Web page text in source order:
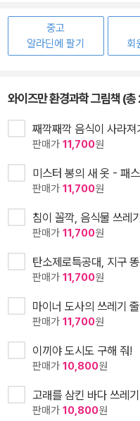
중고
알라딘에 팔기
회
와이즈만 환경과학 그림책 (
째깍째깍 음식이 사라져
판매가 11,700원
미스터 봉의 새 옷 - 패
판매가 11,700원
침이 꼴깍, 음식물 쓰레
판매가 11,700원
탄소제로특공대, 지구
판매가 11,700원
마이너 도사의 쓰레기
판매가 11,700원
이끼야 도시도 구해 줘!
판매가 10,800원
고래를 삼킨 바다 쓰레기
판매가 10,800원